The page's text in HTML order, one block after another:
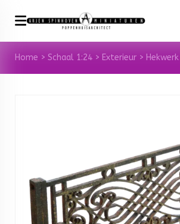
Home > Schaal 1:24 > Exterieur >